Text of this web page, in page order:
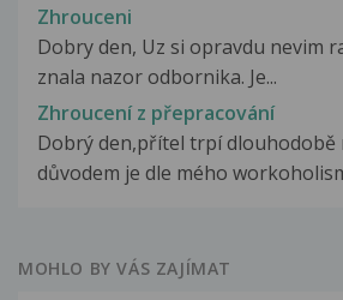
Zhrouceni
Dobry den, Uz si opravdu nevim
znala nazor odbornika. Je...
Zhroucení z přepracování
Dobrý den,přítel trpí dlouhodobě
důvodem je dle mého
MOHLO BY VÁS ZAJÍMAT